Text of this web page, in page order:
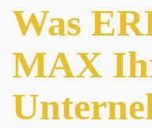
Was
MAX